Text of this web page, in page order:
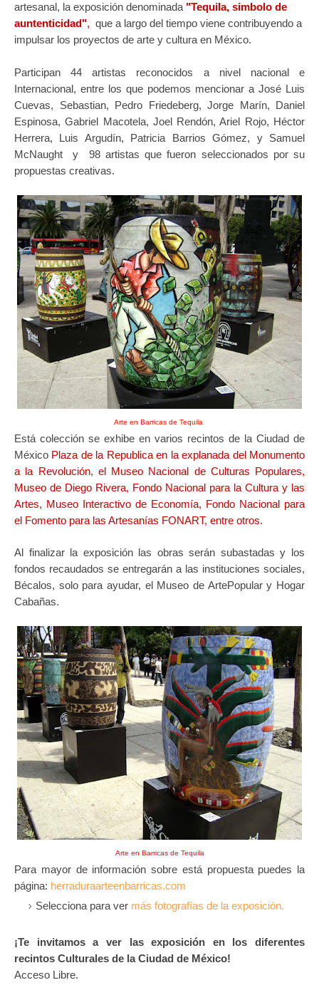
artesanal, la exposición denominada "Tequila, simbolo de
auntenticidad", que a largo del tiempo viene contribuyendo a
impulsar los proyectos de arte y cultura en México.
Participan 44 artistas reconocidos a nivel nacional e
Internacional, entre los que podemos mencionar a José Luis
Cuevas, Sebastian, Pedro Friedeberg, Jorge Marín, Daniel
Espinosa, Gabriel Macotela, Joel Rendón, Ariel Rojo, Héctor
Herrera, Luis Argudín, Patricia Barrios Gómez, y Samuel
McNaught y 98 artistas que fueron seleccionados por su
propuestas creativas.
Arte en Barricas de Tequila
Está colección se exhibe en varios recintos de la Ciudad de
México Plaza de la Republica en la explanada del Monumento
a la Revolución, el Museo Nacional de Culturas Populares,
Museo de Diego Rivera, Fondo Nacional para la Cultura y las
Artes, Museo Interactivo de Economía, Fondo Nacional para
el Fomento para las Artesanías FONART, entre otros.
Al finalizar la exposición las obras serán subastadas y los
fondos recaudados se entregarán a las instituciones sociales,
Bécalos, solo para ayudar, el Museo de ArtePopular y Hogar
Cabañas.
Arte en Barricas de Tequila
Para mayor de información sobre está propuesta puedes la
página: herraduraarteenbarricas.com
Selecciona para ver más fotografías de la exposición.
¡Te invitamos a ver las exposición en los diferentes
recintos Culturales de la Ciudad de México!
Acceso Libre.